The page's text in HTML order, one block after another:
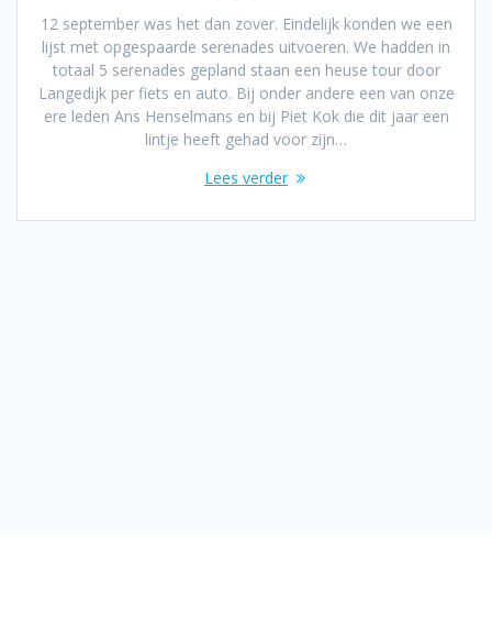
12 september was het dan zover. Eindelijk konden we een
lijst met opgespaarde serenades uitvoeren. We hadden in
totaal 5 serenades gepland staan een heuse tour door
Langedijk per fiets en auto. Bij onder andere een van onze
ere leden Ans Henselmans en bij Piet Kok die dit jaar een
lintje heeft gehad voor zijn…
Lees verder